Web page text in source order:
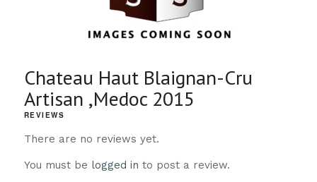
Chateau Haut Blaignan-Cru
Artisan ,Medoc 2015
REVIEWS
There are no reviews yet.
You must be logged in to post a review.